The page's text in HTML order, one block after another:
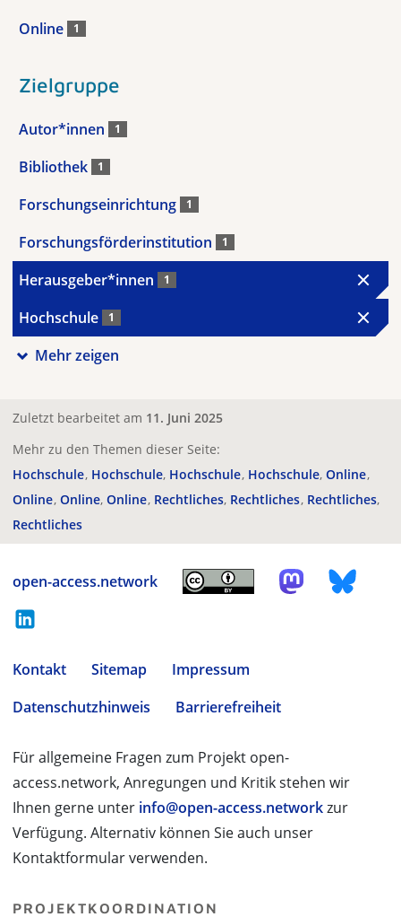
Online 1
Zielgruppe
Autor*innen 1
Bibliothek 1
Forschungseinrichtung 1
Forschungsförderinstitution 1
Herausgeber*innen 1
Hochschule 1
Mehr zeigen
Zuletzt bearbeitet am 11. Juni 2025
Mehr zu den Themen dieser Seite:
Hochschule Hochschule Hochschule Hochschule Online
Online Online Online Rechtliches Rechtliches Rechtliches
Rechtliches
open-access.network
Kontakt Sitemap
Impressum
Datenschutzhinweis
Barrierefreiheit
Für allgemeine Fragen zum Projekt open-
access.network, Anregungen und Kritik stehen wir
Ihnen gerne unter info@open-access.networkzur
Verfügung. Alternativ können Sie auch unser
Kontaktformular verwenden.
PROJEKTKOORDINATION